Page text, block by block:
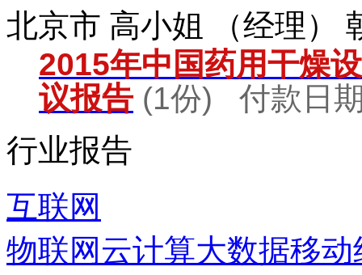
北京市 高小姐 （经理）
2015年中国药用干燥
议报告 (1份) 付款日
行业报告
互联网
物联网 云计算大数据移动